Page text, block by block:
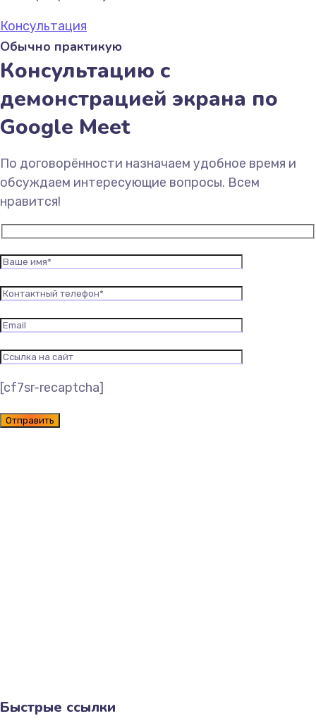
Консультация
Обычно практикую
Консультацию с
демонстрацией экрана по
Google Meet
По договорённости назначаем удобное время и
обсуждаем интересующие вопросы. Всем
нравится!
[cf7sr-recaptcha]
Быстрые ссылки